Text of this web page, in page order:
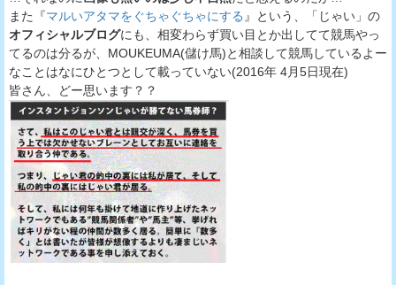
また『マルいアタマをぐちゃぐちゃにする 』という、「じゃい」の
オフィシャルブログにも、相変わらず買い目とか出してて競馬やっ
てるのは分るが、MOUKEUMA(儲け馬)と相談して競馬しているよー
なことはなにひとつとして載っていない(2016年 4月5日現在)
皆さん、どー思います？？